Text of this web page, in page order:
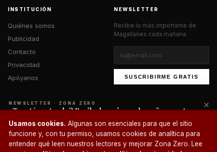
INSTITUCIÓN
Quiénes somos
Publicidad
Contacto
Privacidad
Apóyanos
NEWSLETTER
Recibe lo más importante de
Magallanes cada mañana.
SUSCRIBIRME GRATIS
© 2026 Zona Zero Media. Todos los derechos reservados.
Usamos cookies. Algunas son esenciales para que el sitio
funcione y, con tu permiso, usamos cookies de analítica para
entender qué leen nuestros lectores y mejorar Zona Zero. Lee
¿Un café?
NEWSLETTER · ZONA ZERO
¿Te está gustando? Recibe lo mejor cada mañana en tu
correo.
SUSCRIBIRME
×